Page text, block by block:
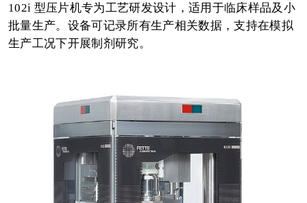
102i 型压片机专为工艺研发设计，适用于临床样品及小
批量生产。设备可记录所有生产相关数据，支持在模拟
生产工况下开展制剂研究。